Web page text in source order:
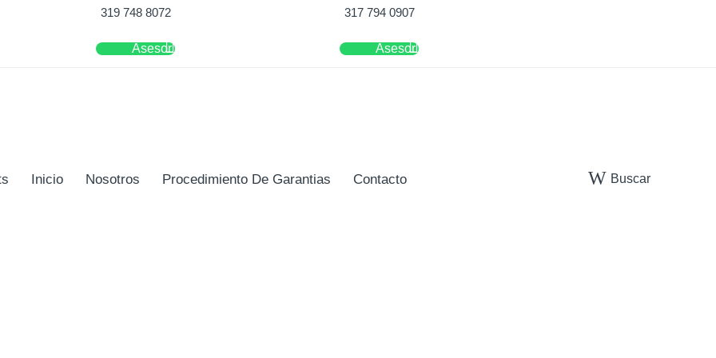
319 748 8072
Asesor
317 794 0907
Asesor
Inicio Nosotros Procedimiento De Garantias Contacto Buscar